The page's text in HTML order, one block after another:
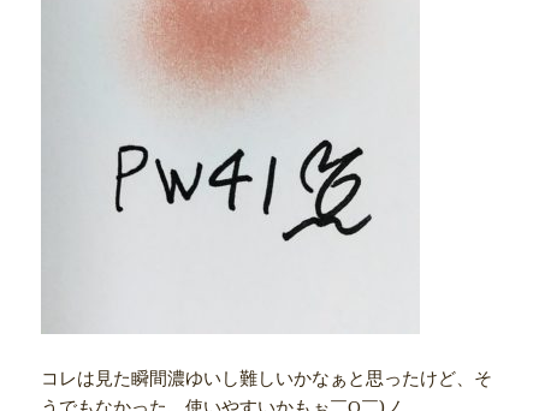
コレは見た瞬間濃ゆいし難しいかなぁと思ったけど、そ